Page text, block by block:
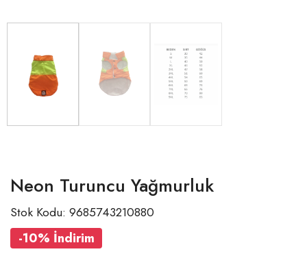
Neon Turuncu Yağmurluk
Stok Kodu: 9685743210880
-10% İndirim